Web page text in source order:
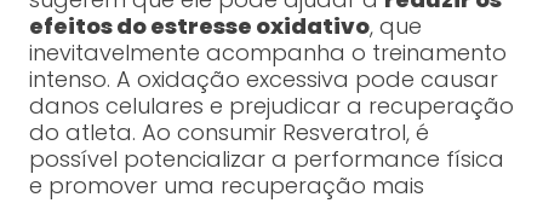
efeitos do estresse oxidativo, que
inevitavelmente acompanha o treinamento
intenso. A oxidação excessiva pode causar
danos celulares e prejudicar a recuperação
do atleta. Ao consumir Resveratrol, é
possível potencializar a performance física
e promover uma recuperação mais